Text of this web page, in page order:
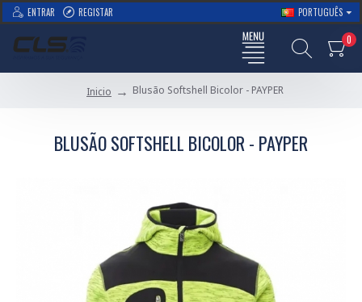
ENTRAR REGISTAR PORTUGUÊS
0
Inicio Blusão Softshell Bicolor - PAYPER
BLUSÃO SOFTSHELL BICOLOR - PAYPER